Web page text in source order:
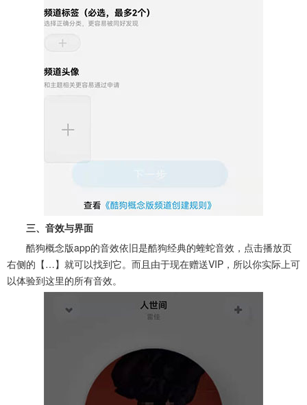
三、音效与界面
酷狗概念版app的音效依旧是酷狗经典的蝰蛇音效，点击播放页
右侧的【…】就可以找到它。而且由于现在赠送VIP，所以你实际上可
以体验到这里的所有音效。